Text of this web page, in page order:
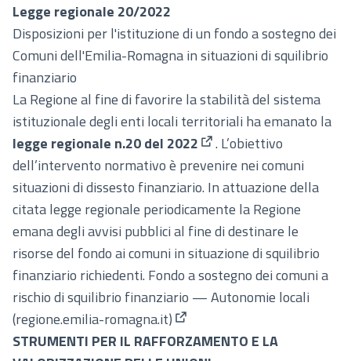
Legge regionale 20/2022
Disposizioni per l'istituzione di un fondo a sostegno dei
Comuni dell'Emilia-Romagna in situazioni di squilibrio
finanziario
La Regione al fine di favorire la stabilità del sistema
istituzionale degli enti locali territoriali ha emanato la
legge regionale n.20 del 2022
(Collegamento esterno)
. L’obiettivo
dell’intervento normativo è prevenire nei comuni
situazioni di dissesto finanziario. In attuazione della
citata legge regionale periodicamente la Regione
emana degli avvisi pubblici al fine di destinare le
risorse del fondo ai comuni in situazione di squilibrio
finanziario richiedenti. Fondo a sostegno dei comuni a
rischio di squilibrio finanziario — Autonomie locali
(regione.emilia-romagna.it)
(Collegamento esterno)
STRUMENTI PER IL RAFFORZAMENTO E LA